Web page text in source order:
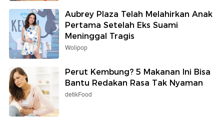
Aubrey Plaza Telah Melahirkan Anak
Pertama Setelah Eks Suami
Meninggal Tragis
Wolipop
Perut Kembung? 5 Makanan Ini Bisa
Bantu Redakan Rasa Tak Nyaman
detikFood